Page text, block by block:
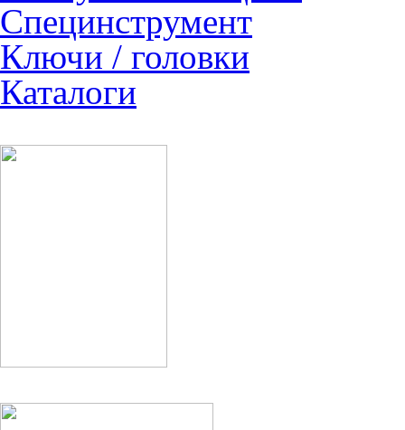
Специнструмент
Ключи / головки
Каталоги